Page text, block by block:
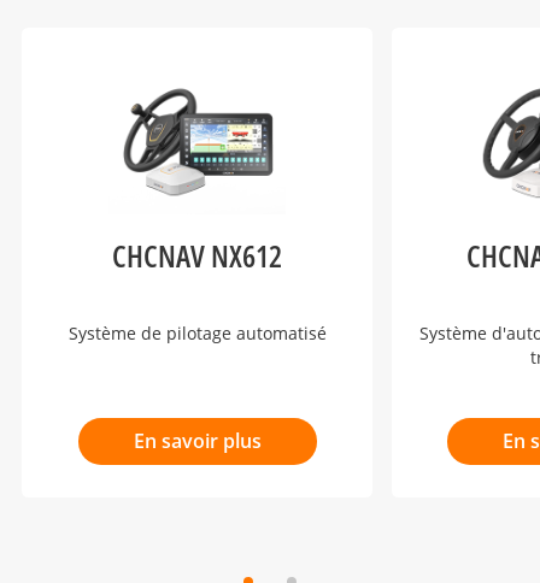
CHCNAV NX612
Système de pilotage automatisé
En savoir plus
Système
En